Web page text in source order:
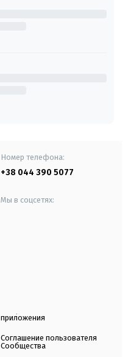
Номер телефона:
+38 044 390 5077
Мы в соцсетях:
приложения
Соглашение пользователя
Сообщества